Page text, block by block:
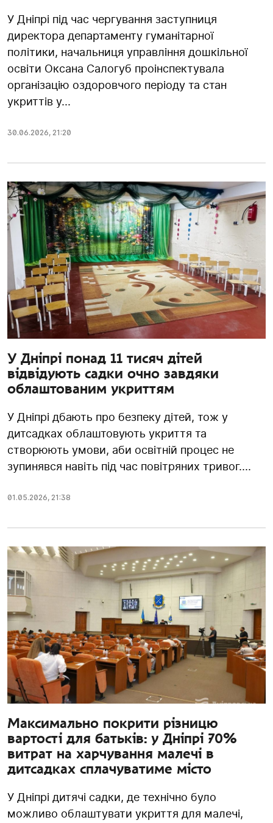
У Дніпрі під час чергування заступниця
директора департаменту гуманітарної
політики, начальниця управління дошкільної
освіти Оксана Салогуб проінспектувала
організацію оздоровчого періоду та стан
укриттів у...
30.06.2026, 21:20
У Дніпрі понад 11 тисяч дітей
відвідують садки очно завдяки
облаштованим укриттям
У Дніпрі дбають про безпеку дітей, тож у
дитсадках облаштовують укриття та
створюють умови, аби освітній процес не
зупинявся навіть під час повітряних тривог....
01.05.2026, 21:38
Максимально покрити різницю
вартості для батьків: у Дніпрі 70%
витрат на харчування малечі в
дитсадках сплачуватиме місто
У Дніпрі дитячі садки, де технічно було
можливо облаштувати укриття для малечі,